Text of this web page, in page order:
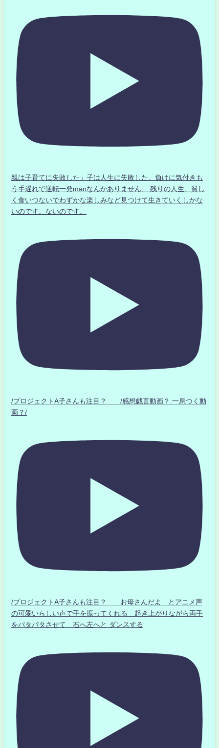
親は子育てに失敗した」子は人生に失敗した。負けに気付きも
う手遅れで逆転一発manなんかありません、 残りの人生、貧し
く食いつないでわずかな楽しみなど見つけて生きていくしかな
いのです。ないのです。
/プロジェクトA子さんも注目？ /感想戯言動画？.一息つく動
画？/
/プロジェクトA子さんも注目？ お母さんだよ とアニメ声
の可愛いらしい声で手を振ってくれる 起き上がりながら両手
をパタパタさせて 右へ左へと ダンスする